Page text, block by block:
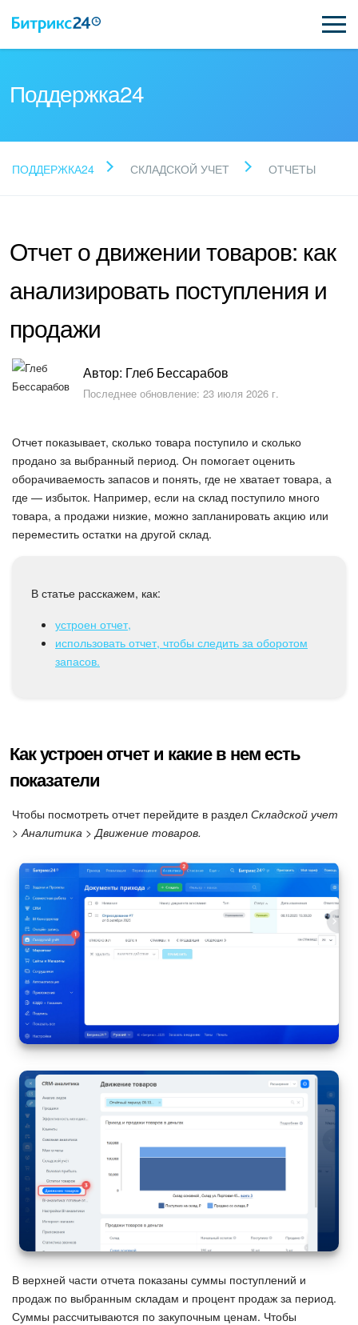
Прочитайте готовые
Новые статьи
Поддержка Битрикс24
Регистрация и вход
Безопасность в Битрикс24
Тарифы и оплата
С чего начать
AI в Битрикс24
Вайбкод
Задачи
Проекты AI
Диск
Сайты
Интернет-магазин
Складской учет
Почта
CRM
Онлайн-запись
КЭДО
Подпись
Маркетинг
Центр продаж
Аналитика
Автоматизация
Поддержка24
ПОДДЕРЖКА24 СКЛАДСКОЙ УЧЕТ ОТЧЕТЫ
Отчет о движении товаров: как
анализировать поступления и
продажи
Автор: Глеб Бессарабов
Последнее обновление: 23 июля 2026 г.
Отчет показывает, сколько товара поступило и сколько
продано за выбранный период. Он помогает оценить
оборачиваемость запасов и понять, где не хватает товара, а
где — избыток. Например, если на склад поступило много
товара, а продажи низкие, можно запланировать акцию или
переместить остатки на другой склад.
В статье расскажем, как:
устроен отчет,
использовать отчет, чтобы следить за оборотом
запасов.
Как устроен отчет и какие в нем есть
показатели
Чтобы посмотреть отчет перейдите в раздел Складской учет
> Аналитика > Движение товаров.
В верхней части отчета показаны суммы поступлений и
продаж по выбранным складам и процент продаж за период.
Суммы рассчитываются по закупочным ценам. Чтобы